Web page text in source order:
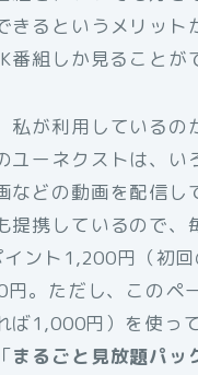
きるというメリット
番組しか見ることが
私が利用しているの
ユーネクストは、い
などの動画を配信し
提携しているので、
イント1,200円（初
円。ただし、このペ
ば1,000円）を使っ
まるごと見放題パッ